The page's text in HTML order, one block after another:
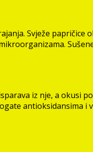
Svježe
iz nje, a okusi
antioksidansima